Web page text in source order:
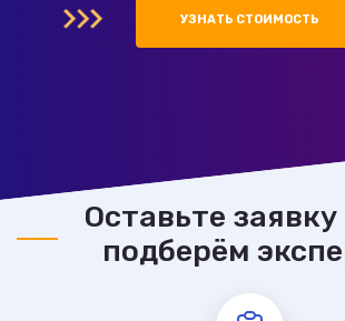
УЗНАТЬ СТОИМОСТЬ
Оставьте
подберём